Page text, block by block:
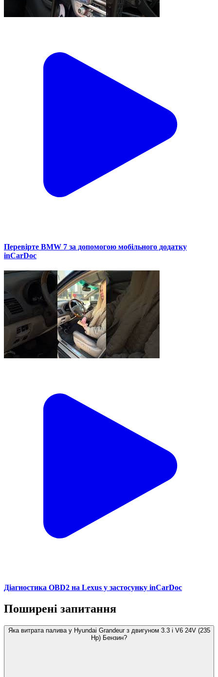
Перевірте BMW 7 за допомогою мобільного додатку
inCarDoc
Діагностика OBD2 на Lexus у застосунку inCarDoc
Поширені запитання
Яка витрата палива у Hyundai Grandeur з двигуном 3.3 i V6 24V (235
Hp) Бензин?